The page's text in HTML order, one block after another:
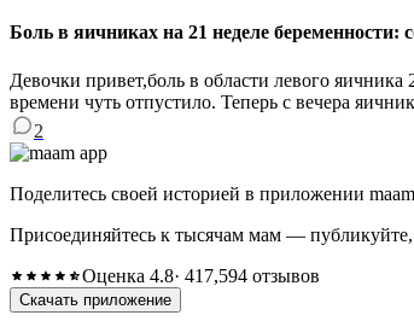
Боль в яичниках на 21 неделе беременности:
Девочки привет,боль в области левого
времени чуть отпустило. Теперь с вечера
2
Поделитесь своей историей в приложении maam
Присоединяйтесь к тысячам мам —
Оценка 4.8· 417,594 отзывов
Скачать приложение